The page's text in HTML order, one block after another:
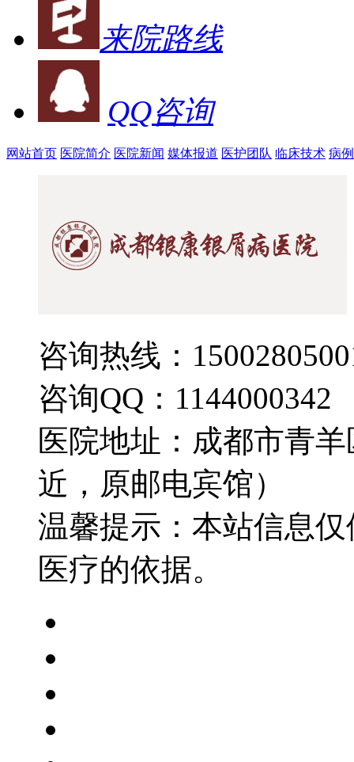
来院路线
QQ咨询
网站首页 医院简介 医院新闻 媒体报道 医护团队 临床技术 病
咨询热线：
咨询QQ：1144000342
医院地址：成都市青
近，原邮电宾馆）
温馨提示：本站信息
医疗的依据。